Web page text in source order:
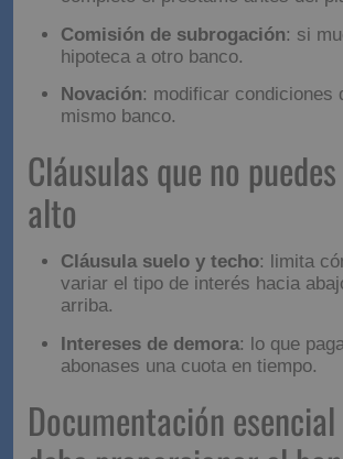
Comisión de apertura
: un
por formalizar la hipoteca.
Amortización anticipada parcial
parte del capital antes.
completo el préstamo antes del
hipoteca a otro banco.
Novación : modificar condiciones
mismo banco.
Cláusulas que no
pasar por alto
Cláusula suelo y techo: limita
variar el tipo de interés hacia